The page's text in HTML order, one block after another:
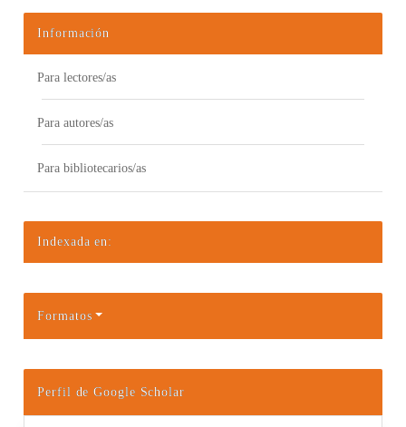
Información
Para lectores/as
Para autores/as
Para bibliotecarios/as
Indexada en:
Formatos
Perfil de Google Scholar